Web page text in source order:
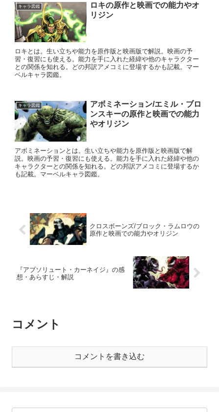
キャラ図鑑
ロキの原作と映画での能力やオ
リジン
ロキとは。生い立ちや能力を原作版と映画版で解説。映画の予
習・復習にも使える。能力を手に入れた経緯や他のキャラクター
との関係を知れる。どの邦訳アメコミに登場するかも記載。マー
ベルキャラ図鑑。
キャラ図鑑
アボミネーション/エミル・ブロ
ンスキーの原作と映画での能力
やオリジン
アボミネーションとは。生い立ちや能力を原作版と映画版で解
説。映画の予習・復習にも使える。能力を手に入れた経緯や他の
キャラクターとの関係を知れる。どの邦訳アメコミに登場するか
も記載。マーベルキャラ図鑑。
クロスボーンズ/ブロック・ラムロウの
原作と映画での能力やオリジン
『アブソリュート・カーネイジ』の感
想・あらすじ・解説
コメント
コメントを書き込む